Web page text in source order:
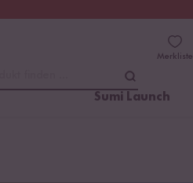
Merkliste
Sumi Launch